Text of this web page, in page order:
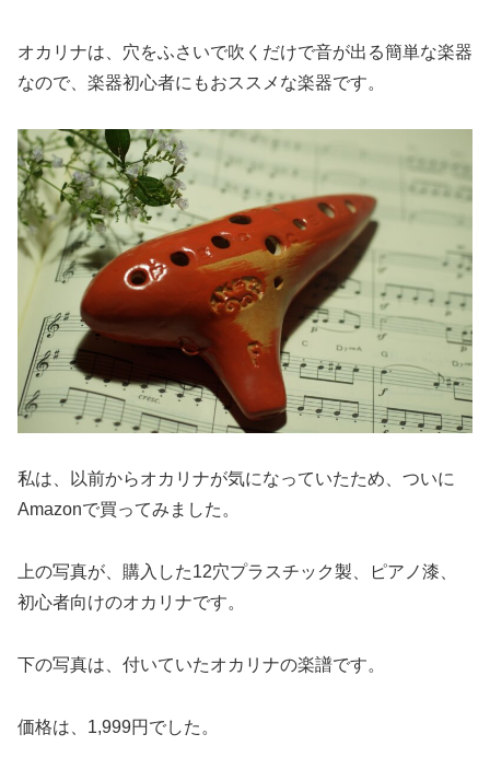
オカリナは、穴をふさいで吹くだけで音が出る簡単な楽器
なので、楽器初心者にもおススメな楽器です。
私は、以前からオカリナが気になっていたため、ついに
Amazonで買ってみました。
上の写真が、購入した12穴プラスチック製、ピアノ漆、
初心者向けのオカリナです。
下の写真は、付いていたオカリナの楽譜です。
価格は、1,999円でした。